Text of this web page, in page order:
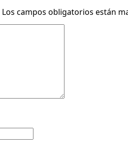
Los campos obligatorios están